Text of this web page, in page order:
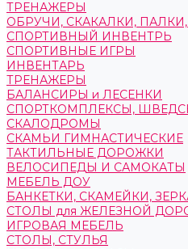
ТРЕНАЖЕРЫ
ОБРУЧИ, СКАКАЛКИ,
СПОРТИВНЫЙ ИНВЕНТРЬ
СПОРТИВНЫЕ ИГРЫ
ИНВЕНТАРЬ
ТРЕНАЖЕРЫ
БАЛАНСИРЫ и ЛЕСЕНКИ
СПОРТКОМПЛЕКСЫ,
СКАЛОДРОМЫ
СКАМЬИ ГИМНАСТИЧЕСКИЕ
ТАКТИЛЬНЫЕ ДОРОЖКИ
ВЕЛОСИПЕДЫ И САМОКАТЫ
МЕБЕЛЬ ДОУ
БАНКЕТКИ, СКАМЕЙКИ,
СТОЛЫ для ЖЕЛЕЗНОЙ
ИГРОВАЯ МЕБЕЛЬ
СТОЛЫ, СТУЛЬЯ